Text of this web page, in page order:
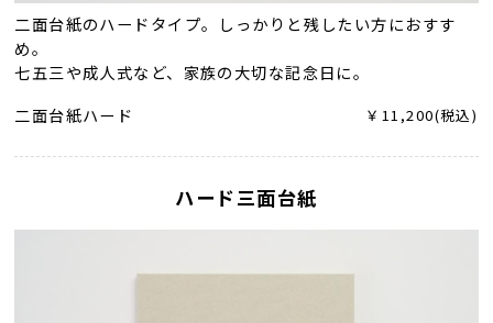
二面台紙のハードタイプ。しっかりと残したい方におすす
め。
七五三や成人式など、家族の大切な記念日に。
二面台紙ハード ￥11,200(税込)
ハード三面台紙